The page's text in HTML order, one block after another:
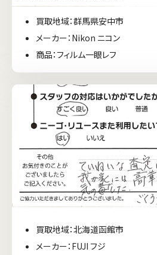
買取地域：群馬県安中市
メーカー：Nikon ニコン
商品：フィルム一眼レフ
買取地域：北海道函館市
メーカー：FUJI フジ